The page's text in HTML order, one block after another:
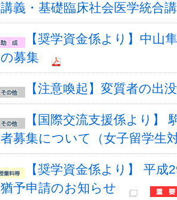
講義・基礎臨床社会医学統合
【奨学資金係より】中山
の募集
【注意喚起】変質者の出
【国際交流支援係より】
者募集について（女子留学生
【奨学資金係より】 平
猶予申請のお知らせ